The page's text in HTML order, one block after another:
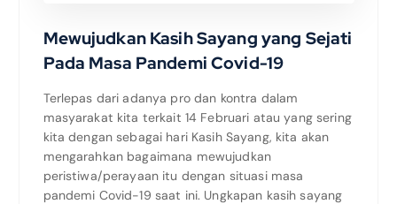
Mewujudkan Kasih Sayang yang Sejati
Pada Masa Pandemi Covid-19
Terlepas dari adanya pro dan kontra dalam
masyarakat kita terkait 14 Februari atau yang sering
kita dengan sebagai hari Kasih Sayang, kita akan
mengarahkan bagaimana mewujudkan
peristiwa/perayaan itu dengan situasi masa
pandemi Covid-19 saat ini. Ungkapan kasih sayang